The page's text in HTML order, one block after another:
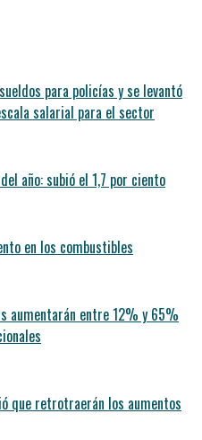
para policías y se levantó
salarial para el sector
año: subió el 1,7 por ciento
en los combustibles
aumentarán entre 12% y 65%
que retrotraerán los aumentos